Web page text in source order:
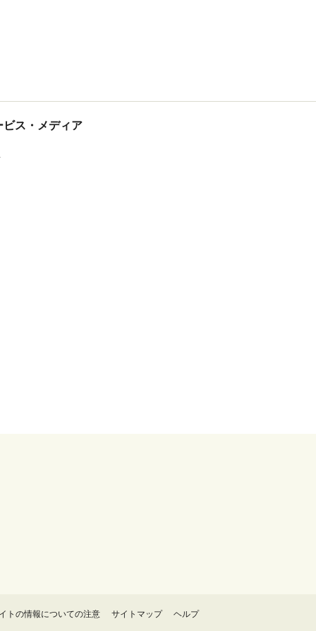
ス・メディア
トの情報についての注意 サイトマップ ヘルプ